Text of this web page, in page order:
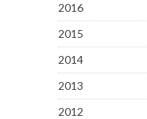
2016
2015
2014
2013
2012